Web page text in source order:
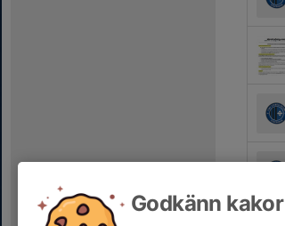
Godkänn kakor